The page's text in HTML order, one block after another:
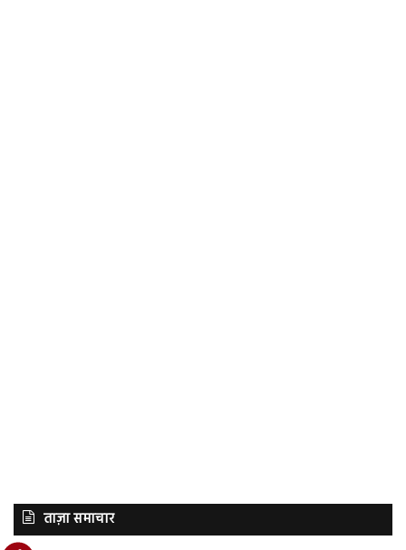
ताज़ा समाचार